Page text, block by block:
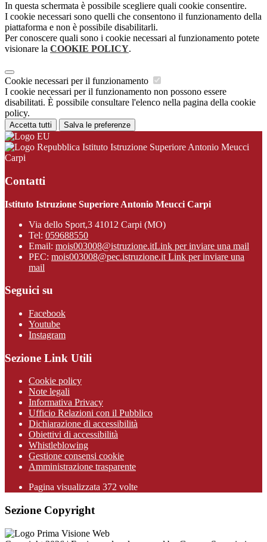
In questa schermata è possibile scegliere quali cookie consentire.
I cookie necessari sono quelli che consentono il funzionamento della
piattaforma e non è possibile disabilitarli.
Per conoscere quali sono i cookie necessari al funzionamento potete
visionare la COOKIE POLICY.
Cookie necessari per il funzionamento
I cookie necessari per il funzionamento non possono essere
disabilitati. È possibile consultare l'elenco nella pagina della cookie
policy.
Accetta tutti Salva le preferenze
Istituto Istruzione Superiore Antonio Meucci
Carpi
Contatti
Istituto Istruzione Superiore Antonio Meucci Carpi
Via dello Sport,3 41012 Carpi (MO)
Tel: 059688550
Email: mois003008@istruzione.itLink per inviare una mail
PEC: mois003008@pec.istruzione.it Link per inviare una
mail
Seguici su
Facebook
Youtube
Instagram
Sezione Link Utili
Cookie policy
Note legali
Informativa Privacy
Ufficio Relazioni con il Pubblico
Dichiarazione di accessibilità
Obiettivi di accessibilità
Whistleblowing
Gestione consensi cookie
Amministrazione trasparente
Pagina visualizzata 372 volte
Sezione Copyright